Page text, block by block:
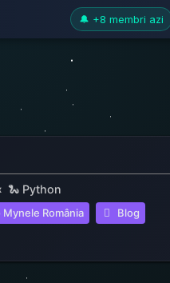
🔔 +8 membri azi
🐍 Python
Mynele România(Opens a new
Blog